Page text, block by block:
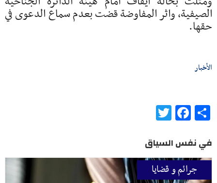
الصيفية، واثر المفاوضة قضت بعدم سماع الدعوى في
حقها.
الأخبار
Share
Facebook
في نفس السياق
جرائم و قضايا